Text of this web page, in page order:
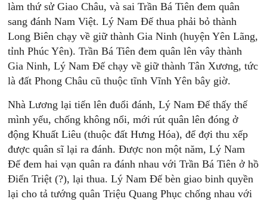
làm thứ sử Giao Châu, và sai Trần Bá Tiên đem quân
sang đánh Nam Việt. Lý Nam Đế thua phải bỏ thành
Long Biên chạy về giữ thành Gia Ninh (huyện Yên Lãng,
tỉnh Phúc Yên). Trần Bá Tiên đem quân lên vây thành
Gia Ninh, Lý Nam Đế chạy về giữ thành Tân Xương, tức
là đất Phong Châu cũ thuộc tĩnh Vĩnh Yên bây giờ.
Nhà Lương lại tiến lên đuổi đánh, Lý Nam Đế thấy thế
mình yếu, chống không nổi, mới rút quân lên đóng ở
động Khuất Liêu (thuộc đất Hưng Hóa), để đợi thu xếp
được quân sĩ lại ra đánh. Được non một năm, Lý Nam
Đế đem hai vạn quân ra đánh nhau với Trần Bá Tiên ở hồ
Điển Triệt (?), lại thua. Lý Nam Đế bèn giao binh quyền
lại cho tả tướng quân Triệu Quang Phục chống nhau với